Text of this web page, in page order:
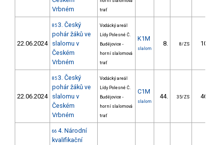
Vrbném
trať
22.06.2024
85 3. Český
pohár žáků ve
slalomu v
Českém
Vrbném
Vodácký areál
Lídy Polesné Č.
Budějovice -
horní slalomová
trať
K1M
slalom
8. 8/ZS 10.53
22.06.2024
85 3. Český
pohár žáků ve
slalomu v
Českém
Vrbném
Vodácký areál
Lídy Polesné Č.
Budějovice -
horní slalomová
trať
C1M
slalom
44. 35/ZS 46.90
66 4. Národní
kvalifikační